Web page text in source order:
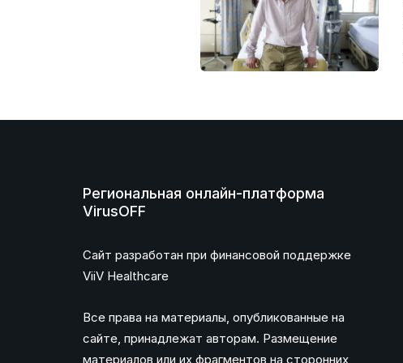
Региональная онлайн-платформа
VirusOFF
Сайт разработан при финансовой поддержке
ViiV Healthcare
Все права на материалы, опубликованные на
сайте, принадлежат авторам. Размещение
материалов или их фрагментов на сторонних